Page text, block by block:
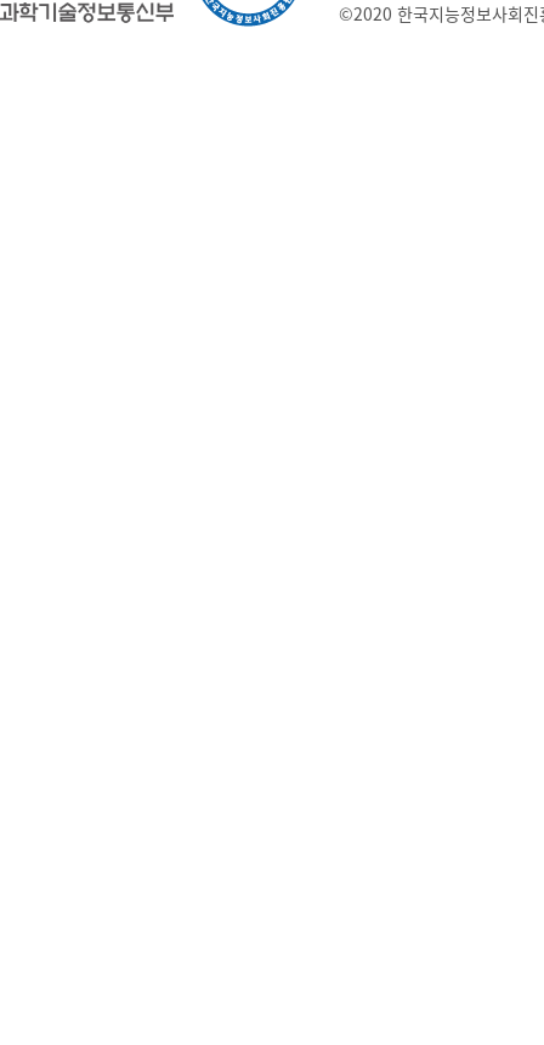
©2020 한국지능정보사회진